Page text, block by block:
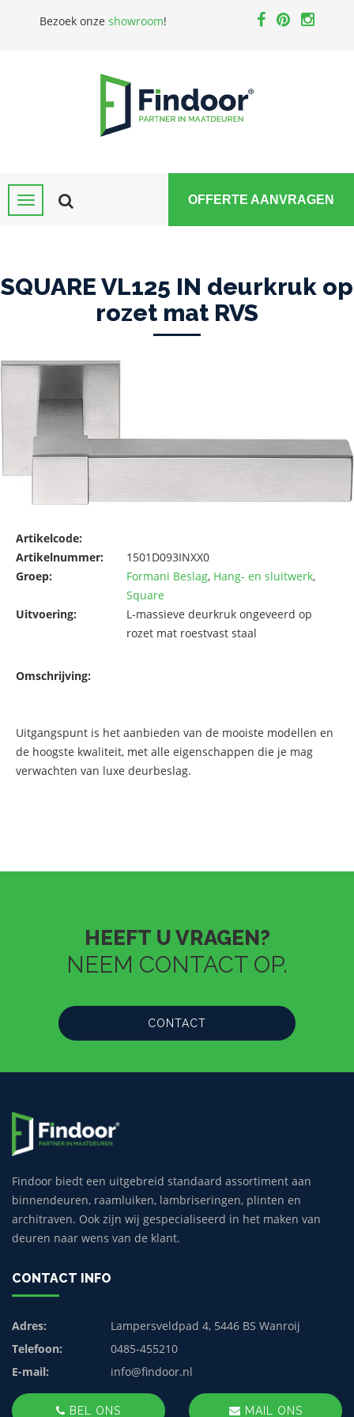
Bezoek onze showroom!
OFFERTE AANVRAGEN
SQUARE VL125 IN deurkruk op
rozet mat RVS
Artikelcode:
Artikelnummer:
1501D093INXX0
Groep:
Formani Beslag, Hang- en sluitwerk,
Square
Uitvoering:
L-massieve deurkruk ongeveerd op
rozet mat roestvast staal
Omschrijving:
Uitgangspunt is het aanbieden van de mooiste modellen en
de hoogste kwaliteit, met alle eigenschappen die je mag
verwachten van luxe deurbeslag.
HEEFT U VRAGEN?
NEEM CONTACT OP.
CONTACT
Findoor biedt een uitgebreid standaard assortiment aan
binnendeuren, raamluiken, lambriseringen, plinten en
architraven. Ook zijn wij gespecialiseerd in het maken van
deuren naar wens van de klant.
CONTACT INFO
Adres:
Lampersveldpad 4, 5446 BS Wanroij
Telefoon:
0485-455210
E-mail:
info@findoor.nl
BEL ONS MAIL ONS